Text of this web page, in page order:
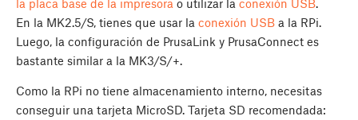
la placa base de la impresora o utilizar la conexión USB.
En la MK2.5/S, tienes que usar la conexión USB a la RPi.
Luego, la configuración de PrusaLink y PrusaConnect es
bastante similar a la MK3/S/+.
Como la RPi no tiene almacenamiento interno, necesitas
conseguir una tarjeta MicroSD. Tarjeta SD recomendada: